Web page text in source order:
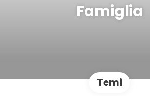
Famiglia
Temi